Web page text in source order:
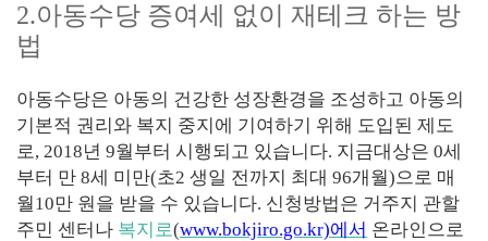
2.아동수당 증여세 없이 재테크 하는 방
법
아동수당은 아동의 건강한 성장환경을 조성하고 아동의
기본적 권리와 복지 중지에 기여하기 위해 도입된 제도
로, 2018년 9월부터 시행되고 있습니다. 지금대상은 0세
부터 만 8세 미만(초2 생일 전까지 최대 96개월)으로 매
월10만 원을 받을 수 있습니다. 신청방법은 거주지 관할
주민 센터나 복지로(www.bokjiro.go.kr)에서 온라인으로